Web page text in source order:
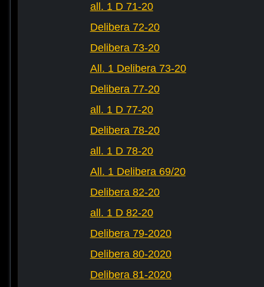
all. 1 D 71-20
Delibera 72-20
Delibera 73-20
All. 1 Delibera 73-20
Delibera 77-20
all. 1 D 77-20
Delibera 78-20
all. 1 D 78-20
All. 1 Delibera 69/20
Delibera 82-20
all. 1 D 82-20
Delibera 79-2020
Delibera 80-2020
Delibera 81-2020